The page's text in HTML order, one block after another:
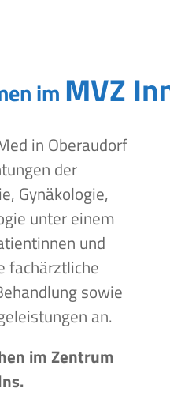
im MVZ
in Oberaudorf
der
Gynäkologie,
unter einem
und
fachärztliche
sowie
an.
im Zentrum